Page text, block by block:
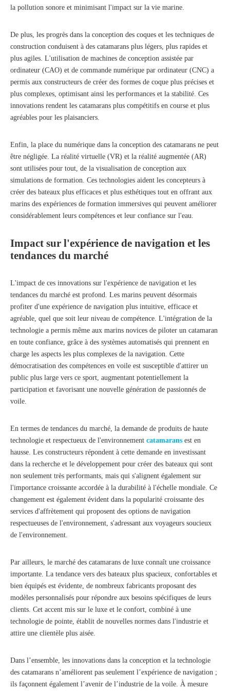
la pollution sonore et minimisant l'impact sur la vie marine.
De plus, les progrès dans la conception des coques et les techniques de
construction conduisent à des catamarans plus légers, plus rapides et
plus agiles. L'utilisation de machines de conception assistée par
ordinateur (CAO) et de commande numérique par ordinateur (CNC) a
permis aux constructeurs de créer des formes de coque plus précises et
plus complexes, optimisant ainsi les performances et la stabilité. Ces
innovations rendent les catamarans plus compétitifs en course et plus
agréables pour les plaisanciers.
Enfin, la place du numérique dans la conception des catamarans ne peut
être négligée. La réalité virtuelle (VR) et la réalité augmentée (AR)
sont utilisées pour tout, de la visualisation de conception aux
simulations de formation. Ces technologies aident les concepteurs à
créer des bateaux plus efficaces et plus esthétiques tout en offrant aux
marins des expériences de formation immersives qui peuvent améliorer
considérablement leurs compétences et leur confiance sur l'eau.
Impact sur l'expérience de navigation et les
tendances du marché
L'impact de ces innovations sur l'expérience de navigation et les
tendances du marché est profond. Les marins peuvent désormais
profiter d'une expérience de navigation plus intuitive, efficace et
agréable, quel que soit leur niveau de compétence. L'intégration de la
technologie a permis même aux marins novices de piloter un catamaran
en toute confiance, grâce à des systèmes automatisés qui prennent en
charge les aspects les plus complexes de la navigation. Cette
démocratisation des compétences en voile est susceptible d'attirer un
public plus large vers ce sport, augmentant potentiellement la
participation et favorisant une nouvelle génération de passionnés de
voile.
En termes de tendances du marché, la demande de produits de haute
technologie et respectueux de l'environnement catamarans est en
hausse. Les constructeurs répondent à cette demande en investissant
dans la recherche et le développement pour créer des bateaux qui sont
non seulement très performants, mais qui s'alignent également sur
l'importance croissante accordée à la durabilité à l'échelle mondiale. Ce
changement est également évident dans la popularité croissante des
services d'affrètement qui proposent des options de navigation
respectueuses de l'environnement, s'adressant aux voyageurs soucieux
de l'environnement.
Par ailleurs, le marché des catamarans de luxe connaît une croissance
importante. La tendance vers des bateaux plus spacieux, confortables et
bien équipés est évidente, de nombreux fabricants proposant des
modèles personnalisés pour répondre aux besoins spécifiques de leurs
clients. Cet accent mis sur le luxe et le confort, combiné à une
technologie de pointe, établit de nouvelles normes dans l'industrie et
attire une clientèle plus aisée.
Dans l’ensemble, les innovations dans la conception et la technologie
des catamarans n’améliorent pas seulement l’expérience de navigation ;
ils façonnent également l’avenir de l’industrie de la voile. À mesure